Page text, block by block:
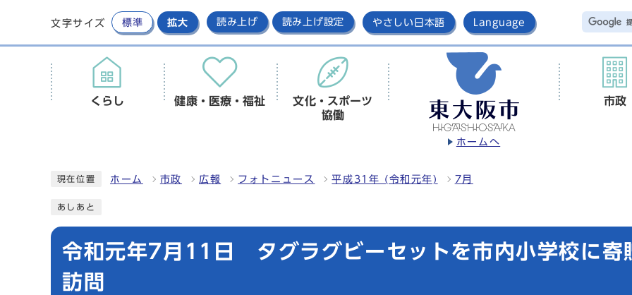
文字サイズ 標準 拡大 読み上げ 読み上げ設定 やさしい日本語 Language
ホームへ
くらし 健康・医療・福祉
文化・スポーツ
協働
市政
現在位置 ホーム 市政 広報 フォトニュース 平成31年 (令和元年) 7月
あしあと
令和元年7月11日 タグラグビーセットを市内小学校に
訪問